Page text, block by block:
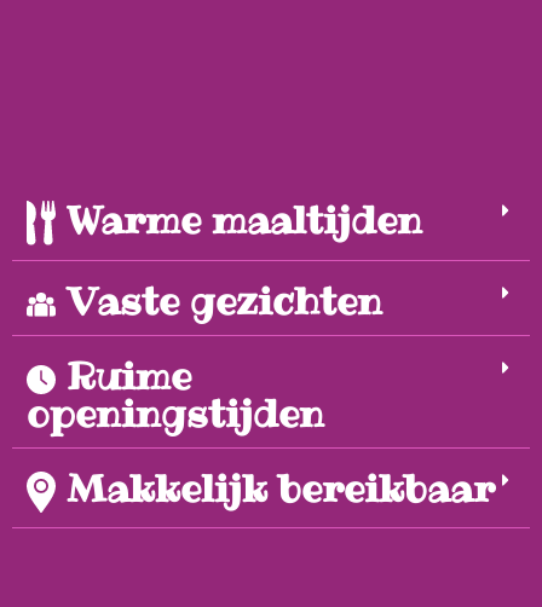
Warme maaltijden
Vaste gezichten
Ruime
openingstijden
Makkelijk bereikbaar